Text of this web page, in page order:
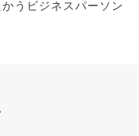
うビジネスパーソン